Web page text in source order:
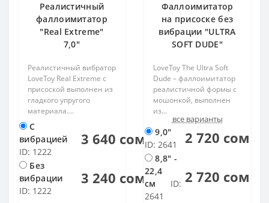
Реалистичный
фаллоимитатор
"Real Extreme"
7,0"
Реалистичный вибратор
LoveToy Real Extreme с
присоской выполнен из
гладкого упругого
материала....
С
вибрацией
ID: 1222
3 640 сом
Без
вибрации
ID: 1222
3 240 сом
Фаллоимитатор
на присоске без
вибрации "ULTRA
SOFT DUDE"
LoveToy The Ultra Soft
Dude – фаллоимитатор
реалистичной формы с
мошонкой, выполнен
из...
все варианты
9,0"
ID: 2641
2 720 сом
8,8" -
22,4
см
ID:
2641
2 720 сом